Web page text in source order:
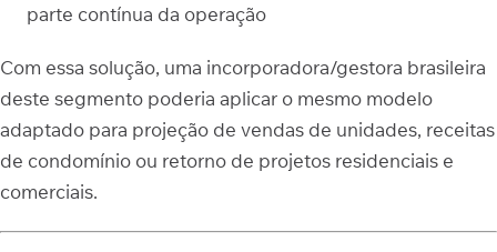
parte contínua da operação
Com essa solução, uma incorporadora/gestora brasileira
deste segmento poderia aplicar o mesmo modelo
adaptado para projeção de vendas de unidades, receitas
de condomínio ou retorno de projetos residenciais e
comerciais.